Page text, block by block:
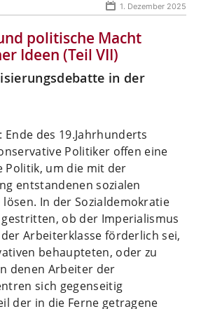
1. Dezember 2025
politische Macht
Ideen (Teil VII)
in der
des 19.Jahrhunderts
Politiker offen eine
Politik, um die mit der
entstandenen sozialen
lösen. In der Sozialdemokratie
ob der Imperialismus
Arbeiterklasse förderlich sei,
behaupteten, oder zu
denen Arbeiter der
sich gegenseitig
der in die Ferne getragene